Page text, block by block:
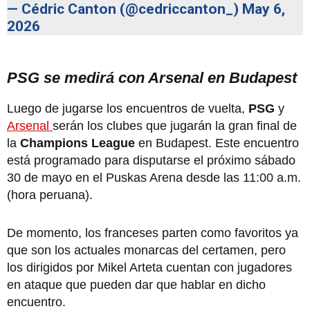
— Cédric Canton (@cedriccanton_) May 6,
2026
PSG se medirá con Arsenal en Budapest
Luego de jugarse los encuentros de vuelta, PSG y
Arsenal serán los clubes que jugarán la gran final de
la Champions League en Budapest. Este encuentro
está programado para disputarse el próximo sábado
30 de mayo en el Puskas Arena desde las 11:00 a.m.
(hora peruana).
De momento, los franceses parten como favoritos ya
que son los actuales monarcas del certamen, pero
los dirigidos por Mikel Arteta cuentan con jugadores
en ataque que pueden dar que hablar en dicho
encuentro.